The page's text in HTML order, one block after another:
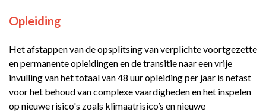
Opleiding
Het afstappen van de opsplitsing van verplichte voortgezette
en permanente opleidingen en de transitie naar een vrije
invulling van het totaal van 48 uur opleiding per jaar is nefast
voor het behoud van complexe vaardigheden en het inspelen
op nieuwe risico's zoals klimaatrisico’s en nieuwe